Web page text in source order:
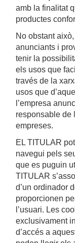
amb la finalitat
productes
No obstant
anunciants i
tenir la
els usos que
través de la
usos que
l’empresa
responsable de
empreses.
EL TITULAR
navegui pels
que es puguin
TITULAR
d’un ordinador
proporcionen
l’usuari. Les
exclusivament
d’accés a